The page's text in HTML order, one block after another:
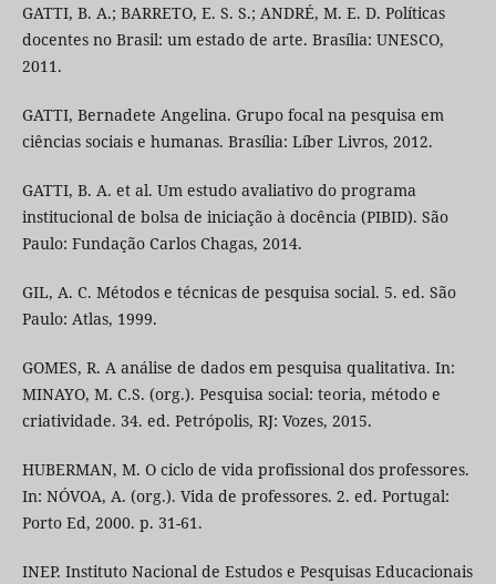
GATTI, B. A.; BARRETO, E. S. S.; ANDRÉ, M. E. D. Políticas
docentes no Brasil: um estado de arte. Brasília: UNESCO,
2011.
GATTI, Bernadete Angelina. Grupo focal na pesquisa em
ciências sociais e humanas. Brasília: Líber Livros, 2012.
GATTI, B. A. et al. Um estudo avaliativo do programa
institucional de bolsa de iniciação à docência (PIBID). São
Paulo: Fundação Carlos Chagas, 2014.
GIL, A. C. Métodos e técnicas de pesquisa social. 5. ed. São
Paulo: Atlas, 1999.
GOMES, R. A análise de dados em pesquisa qualitativa. In:
MINAYO, M. C.S. (org.). Pesquisa social: teoria, método e
criatividade. 34. ed. Petrópolis, RJ: Vozes, 2015.
HUBERMAN, M. O ciclo de vida profissional dos professores.
In: NÓVOA, A. (org.). Vida de professores. 2. ed. Portugal:
Porto Ed, 2000. p. 31-61.
INEP. Instituto Nacional de Estudos e Pesquisas Educacionais